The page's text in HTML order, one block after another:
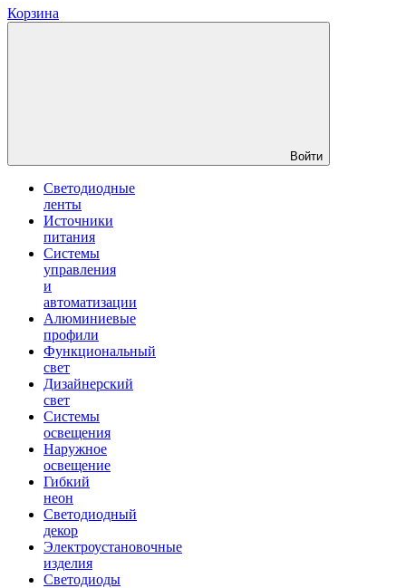
Корзина
Войти
Светодиодные
ленты
Источники
питания
Системы
управления
и
автоматизации
Алюминиевые
профили
Функциональный
свет
Дизайнерский
свет
Системы
освещения
Наружное
освещение
Гибкий
неон
Светодиодный
декор
Электроустановочные
изделия
Светодиоды